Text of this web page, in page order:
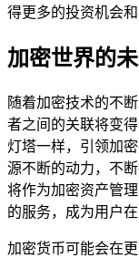
得更多的投资机会
加密世界的
随着加密技术的不
者之间的关联将变
灯塔一样，引领加
源不断的动力，不
将作为加密资产管
的服务，成为用户
加密货币可能会在